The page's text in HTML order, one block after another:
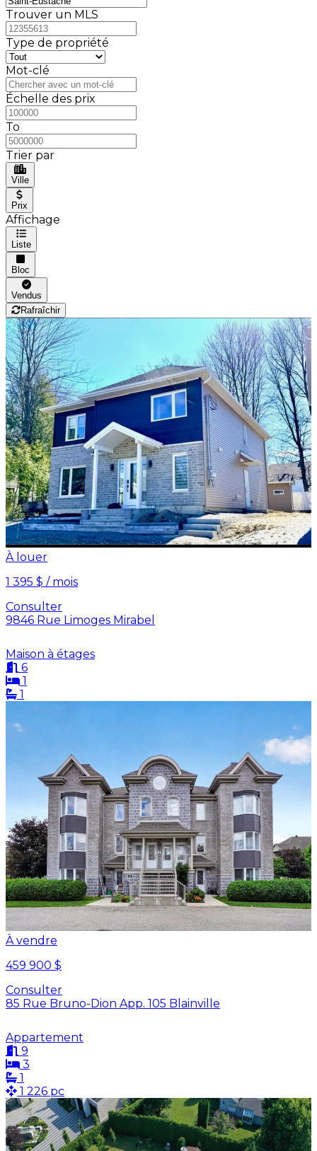
Trouver un MLS
Type de propriété
Mot-clé
Échelle des prix
To
Trier par
Ville
Prix
Affichage
Liste
Bloc
Vendus
Rafraîchir
À louer
1 395 $ / mois
Consulter
9846 Rue Limoges Mirabel
Maison à étages
6
1
1
À vendre
459 900 $
Consulter
85 Rue Bruno-Dion App. 105 Blainville
Appartement
9
3
1
1 226 pc